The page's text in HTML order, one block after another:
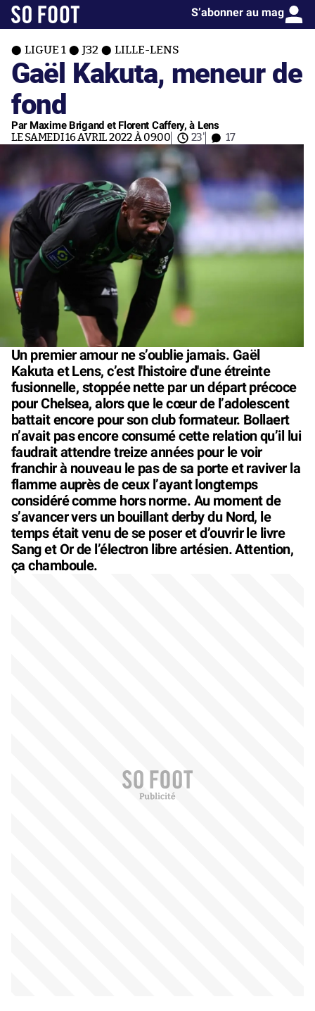
S’abonner au mag
LIGUE 1 J32 LILLE-LENS
Gaël Kakuta, meneur de
fond
Par Maxime Brigand et Florent Caffery, à Lens
LE SAMEDI 16 AVRIL 2022 À 09:00 23' 17
Un premier amour ne s’oublie jamais. Gaël
Kakuta et Lens, c’est l'histoire d'une étreinte
fusionnelle, stoppée nette par un départ précoce
pour Chelsea, alors que le cœur de l’adolescent
battait encore pour son club formateur. Bollaert
n’avait pas encore consumé cette relation qu’il lui
faudrait attendre treize années pour le voir
franchir à nouveau le pas de sa porte et raviver la
flamme auprès de ceux l’ayant longtemps
considéré comme hors norme. Au moment de
s’avancer vers un bouillant derby du Nord, le
temps était venu de se poser et d’ouvrir le livre
Sang et Or de l’électron libre artésien. Attention,
ça chamboule.